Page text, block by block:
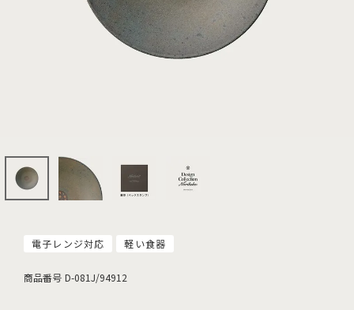
電子レンジ対応 軽い食器
商品番号 D-081J/94912